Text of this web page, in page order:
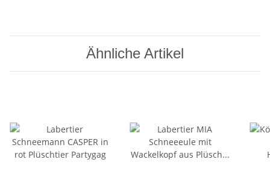
Ähnliche Artikel